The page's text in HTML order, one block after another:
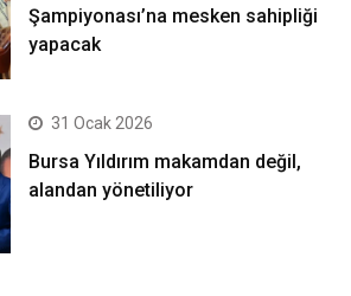
Şampiyonası’na mesken sahipliği
yapacak
31 Ocak 2026
Bursa Yıldırım makamdan değil,
alandan yönetiliyor